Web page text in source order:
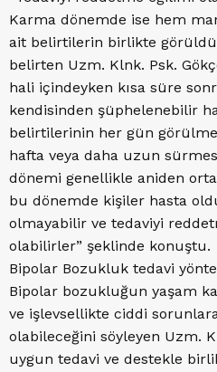
Karma dönemde ise hem
ait belirtilerin birlikte
belirten Uzm. Klnk. Psk.
hali içindeyken kısa süre
kendisinden şüphelenebilir
belirtilerinin her gün
hafta veya daha uzun
dönemi genellikle aniden
bu dönemde kişiler hasta
olmayabilir ve tedaviyi
olabilirler” şeklinde konuştu.
Bipolar Bozukluk tedavi
Bipolar bozukluğun yaşam
ve işlevsellikte ciddi
olabileceğini söyleyen Uzm.
uygun tedavi ve destekle